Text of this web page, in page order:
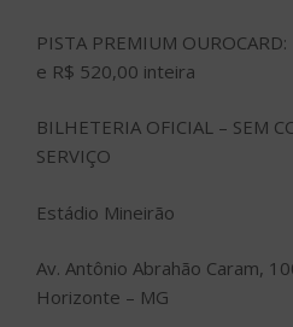
PISTA PREMIUM
e R$ 520,00 inteira
BILHETERIA OFICIAL – SEM
SERVIÇO
Estádio Mineirão
Av. Antônio Abrahão Caram,
Horizonte – MG